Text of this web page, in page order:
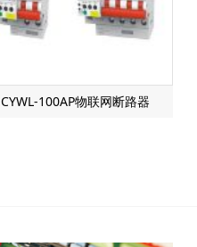
CYWL-100AP物联网断路器